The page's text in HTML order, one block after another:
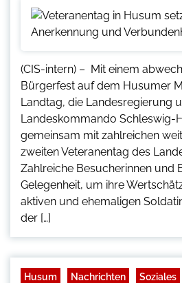
(CIS-intern) – Mit einem
Bürgerfest auf dem Husumer
Landtag, die Landesregierung
Landeskommando Schleswig-
gemeinsam mit zahlreichen
zweiten Veteranentag des
Zahlreiche Besucherinnen und
Gelegenheit, um ihre
aktiven und ehemaligen
der […]
Husum Nachrichten Soziales